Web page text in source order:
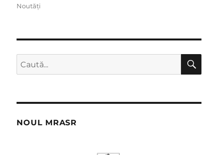
Noutăți
Caută
după:
NOUL MRASR